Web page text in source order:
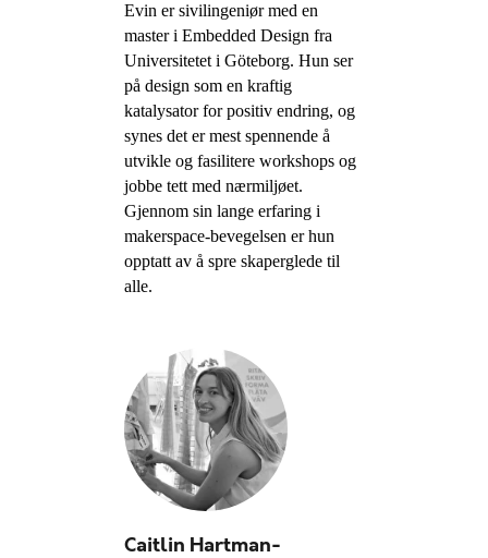
Evin er sivilingeniør med en
master i Embedded Design fra
Universitetet i Göteborg. Hun ser
på design som en kraftig
katalysator for positiv endring, og
synes det er mest spennende å
utvikle og fasilitere workshops og
jobbe tett med nærmiljøet.
Gjennom sin lange erfaring i
makerspace-bevegelsen er hun
opptatt av å spre skaperglede til
alle.
Caitlin Hartman-